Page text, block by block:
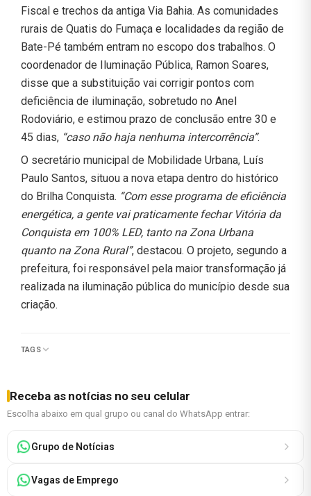
Fiscal e trechos da antiga Via Bahia. As comunidades
rurais de Quatis do Fumaça e localidades da região de
Bate-Pé também entram no escopo dos trabalhos. O
coordenador de Iluminação Pública, Ramon Soares,
disse que a substituição vai corrigir pontos com
deficiência de iluminação, sobretudo no Anel
Rodoviário, e estimou prazo de conclusão entre 30 e
45 dias, “caso não haja nenhuma intercorrência”.
O secretário municipal de Mobilidade Urbana, Luís
Paulo Santos, situou a nova etapa dentro do histórico
do Brilha Conquista. “Com esse programa de eficiência
energética, a gente vai praticamente fechar Vitória da
Conquista em 100% LED, tanto na Zona Urbana
quanto na Zona Rural”, destacou. O projeto, segundo a
prefeitura, foi responsável pela maior transformação já
realizada na iluminação pública do município desde sua
criação.
TAGS
Receba as notícias no seu celular
Escolha abaixo em qual grupo ou canal do WhatsApp entrar:
Grupo de Notícias
Vagas de Emprego